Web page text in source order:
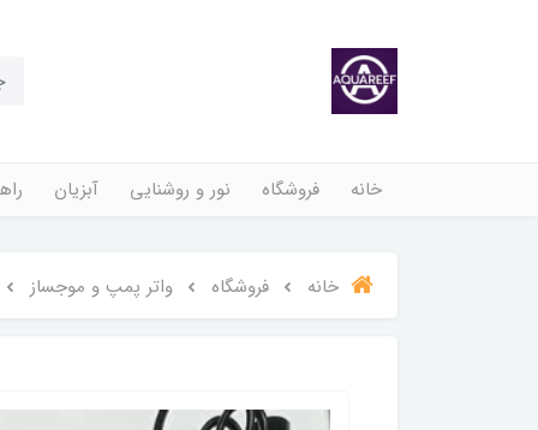
خانه فروشگاه نور و روشنایی آبزیان
خانه فروشگاه واتر پمپ و موجساز